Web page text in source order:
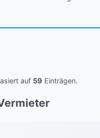
auf 59 Einträgen.